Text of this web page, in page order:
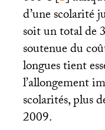
d’une scolarité
soit un total de
soutenue du
longues tient
l’allongement
scolarités, plus
2009.